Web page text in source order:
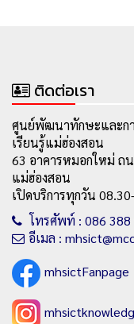
ติดต่อเรา
ศูนย์พัฒนาทักษะและกา
เรียนรู้แม่ฮ่องสอน
63 อาคารหมอกใหม่ ถ
แม่ฮ่องสอน
เปิดบริการทุกวัน
โทรศัพท์ : 086 388
อีเมล :
mhsictFanpage